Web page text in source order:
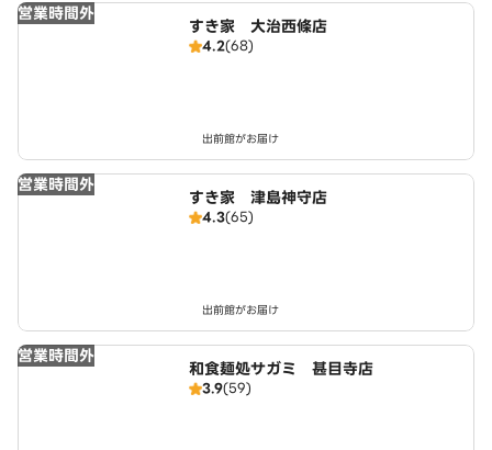
営業時間外
すき家 大治西條店
4.2(68)
出前館がお届け
営業時間外
すき家 津島神守店
4.3(65)
出前館がお届け
営業時間外
和食麺処サガミ 甚目寺店
3.9(59)